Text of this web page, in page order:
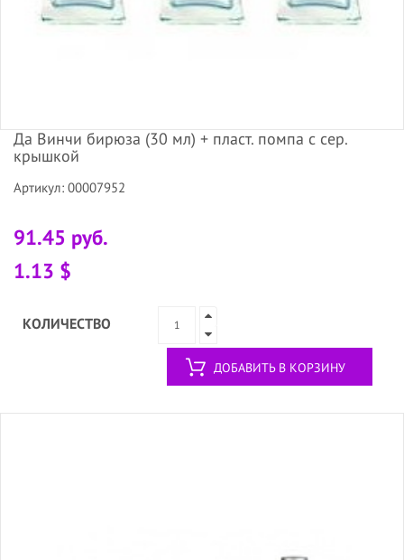
Да Винчи бирюза (30 мл) + пласт. помпа с сер.
крышкой
Артикул: 00007952
91.45 руб.
1.13 $
КОЛИЧЕСТВО
ДОБАВИТЬ В КОРЗИНУ